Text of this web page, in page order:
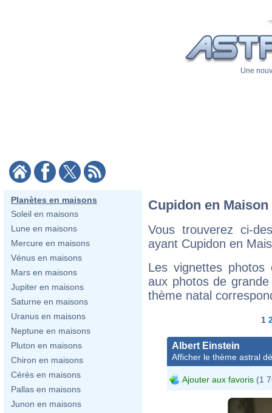
Une
Planètes en maisons
Soleil en maisons
Lune en maisons
Mercure en maisons
Vénus en maisons
Mars en maisons
Jupiter en maisons
Saturne en maisons
Uranus en maisons
Neptune en maisons
Pluton en maisons
Chiron en maisons
Cérès en maisons
Pallas en maisons
Junon en maisons
Cupidon en Maison
Vous trouverez ci-
ayant Cupidon en
Les vignettes
aux photos de
thème natal
1
Albert Einstein
Afficher le thème astral
Ajouter aux favoris (1